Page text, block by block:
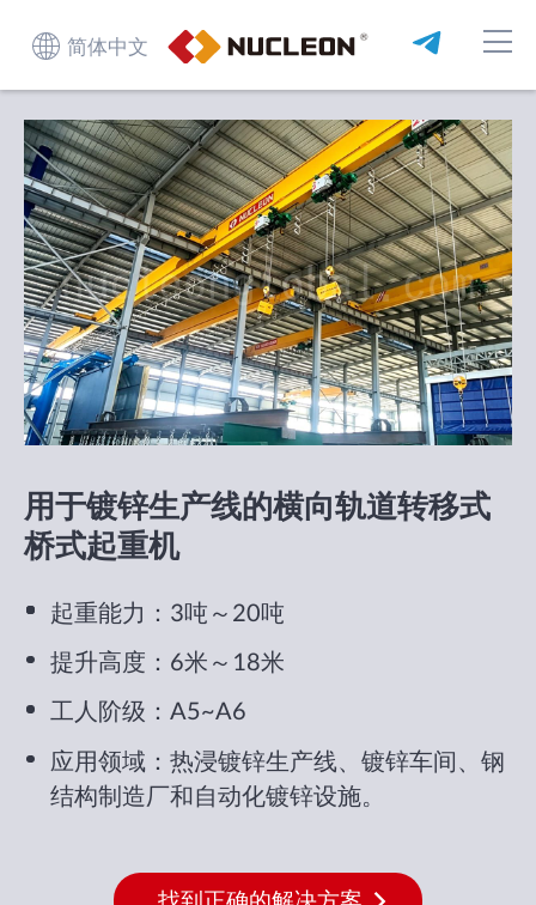
简体中文
用于镀锌生产线的横向轨道转移式
桥式起重机
起重能力：3吨～20吨
提升高度：6米～18米
工人阶级：A5~A6
应用领域：热浸镀锌生产线、镀锌车间、钢
结构制造厂和自动化镀锌设施。